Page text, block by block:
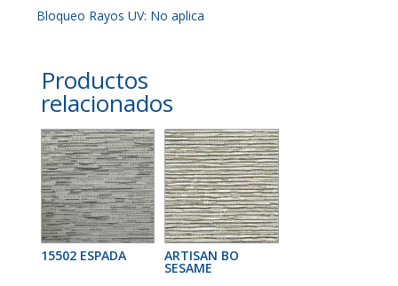
Bloqueo Rayos UV: No aplica
Productos
relacionados
15502 ESPADA ARTISAN BO
SESAME